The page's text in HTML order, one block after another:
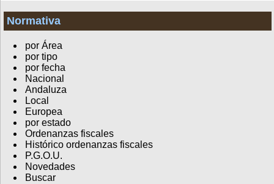
Normativa
por Área
por tipo
por fecha
Nacional
Andaluza
Local
Europea
por estado
Ordenanzas fiscales
Histórico ordenanzas fiscales
P.G.O.U.
Novedades
Buscar